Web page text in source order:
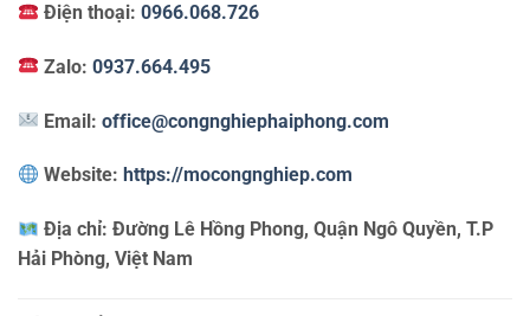
Điện thoại:0966.068.726
Zalo:0937.664.495
Email:office@congnghiephaiphong.com
Website: https://mocongnghiep.com
Địa chỉ:Đường Lê Hồng Phong, Quận Ngô Quyền, T.P
Hải Phòng, Việt Nam